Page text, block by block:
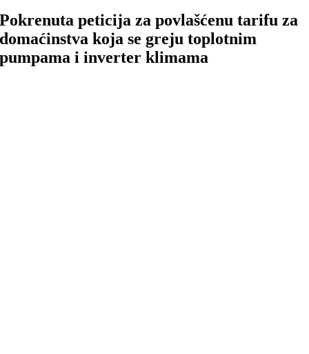
Pokrenuta peticija za povlašćenu tarifu za
domaćinstva koja se greju toplotnim
pumpama i inverter klimama